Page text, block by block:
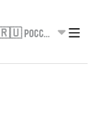
🇷🇺 Россия